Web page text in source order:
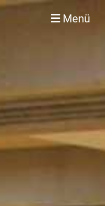
Menü